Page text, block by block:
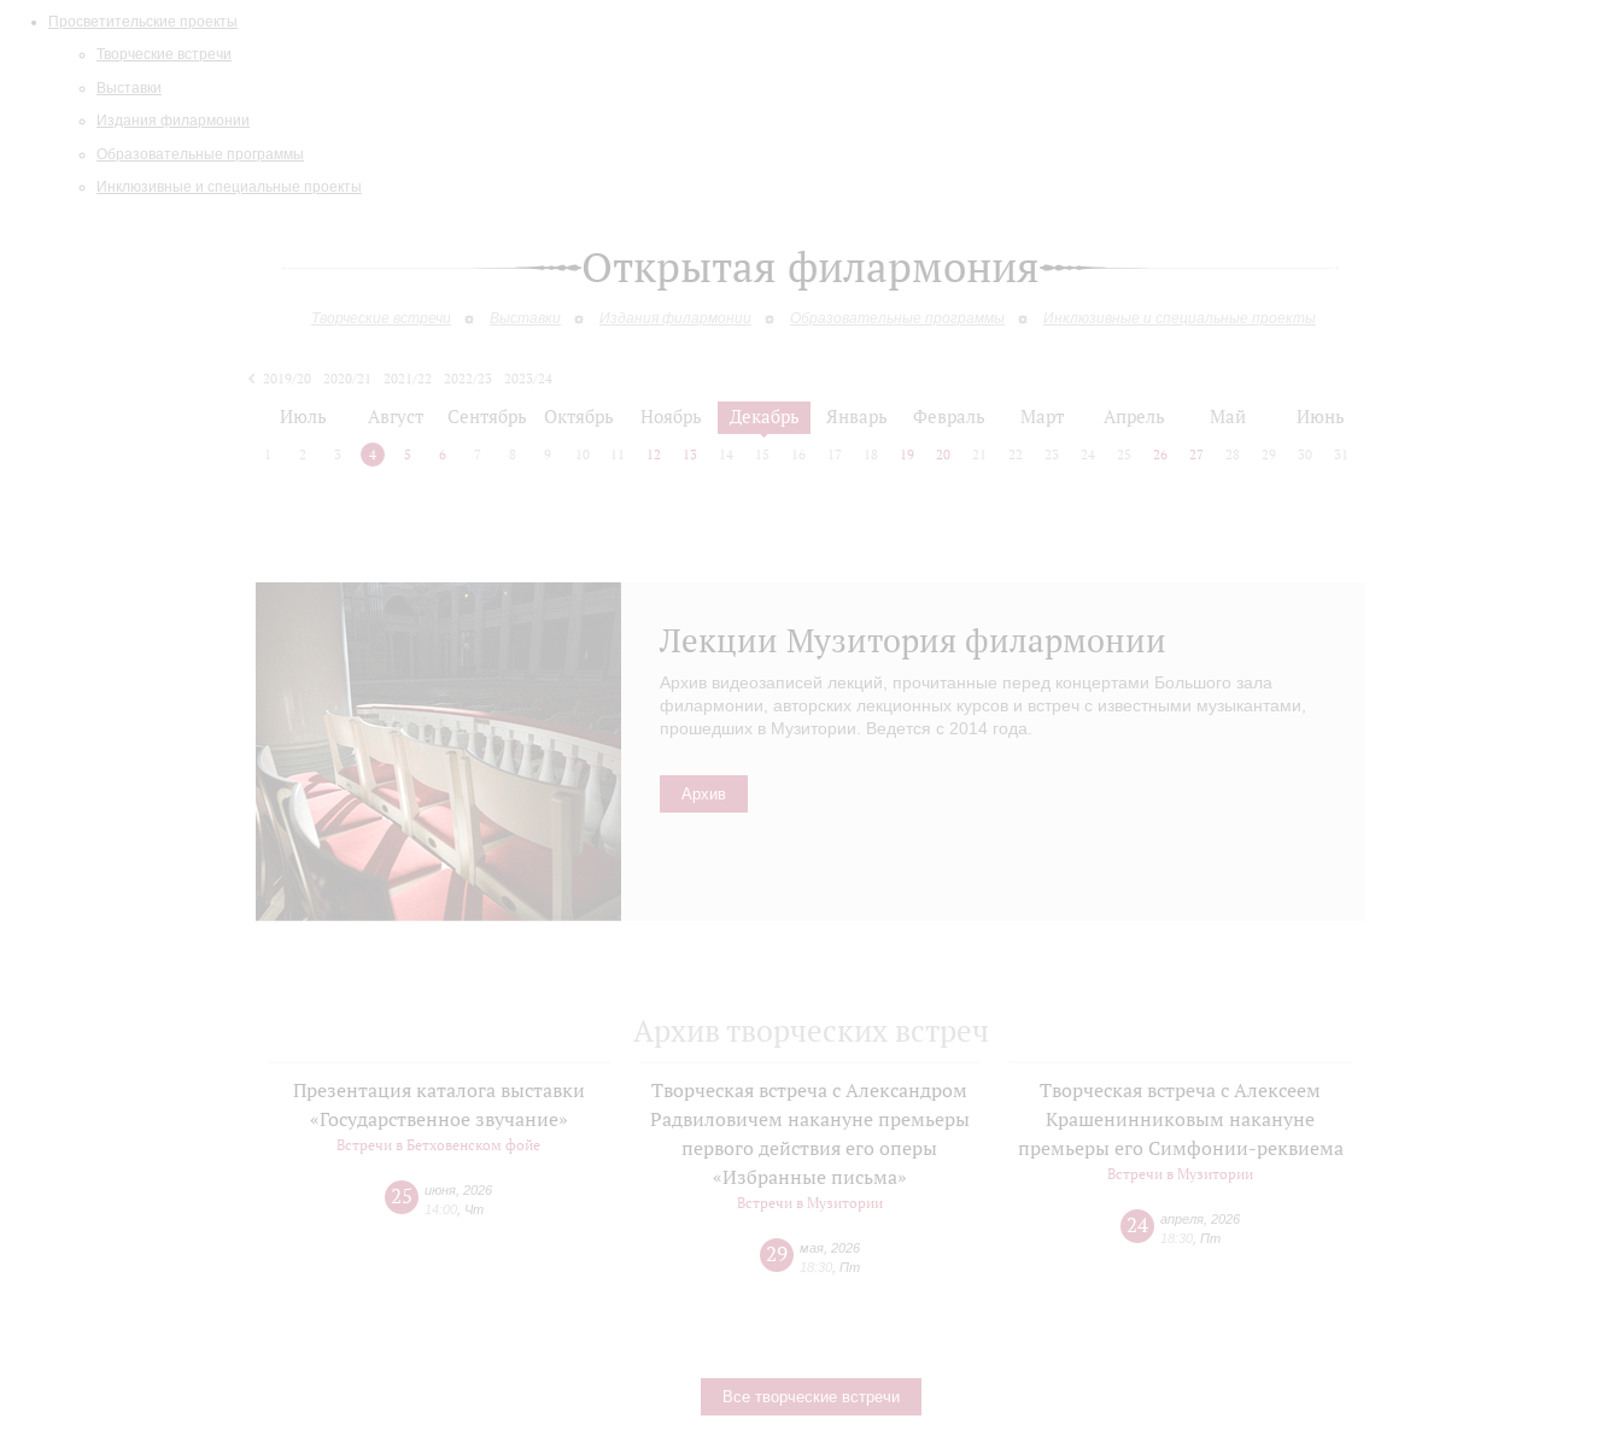
Просветительские проекты
Творческие встречи
Выставки
Издания филармонии
Образовательные программы
Инклюзивные и специальные проекты
Открытая филармония
Творческие встречи Выставки Издания филармонии Образовательные программы Инклюзивные и специальные проекты
2019/20 2020/21 2021/22 2022/23
2023/24
Июль Август Сентябрь Октябрь Ноябрь Декабрь Январь Февраль Март Апрель Май Июнь
2 3 4 5 6 7 8 9 10 12 13 14 15 16 17 18 19 20 21 22 23 24 25 26 27 28 29 30 31
Лекции Музитория филармонии
Архив видеозаписей лекций, прочитанные перед концертами Большого зала
филармонии, авторских лекционных курсов и встреч с известными музыкантами,
прошедших в Музитории. Ведется с 2014 года.
Архив
Архив творческих встреч
Презентация каталога выставки
«Государственное звучание»
Встречи в Бетховенском фойе
25 июня 2026
14:00 Чт
Творческая встреча с Александром
Радвиловичем накануне премьеры
первого действия его оперы
«Избранные письма»
Встречи в Музитории
29 мая, 2026
18:30, Пт
Творческая встреча с Алексеем
Крашенинниковым накануне
премьеры его Симфонии-реквиема
Встречи в Музитории
24 апреля 2026
18:30 Пт
Все творческие встречи